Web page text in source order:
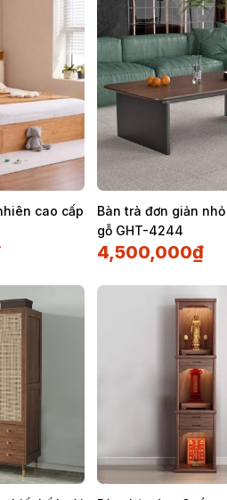
cao cấp
Bàn trà đơn giản
gỗ GHT-4244
4,500,000₫